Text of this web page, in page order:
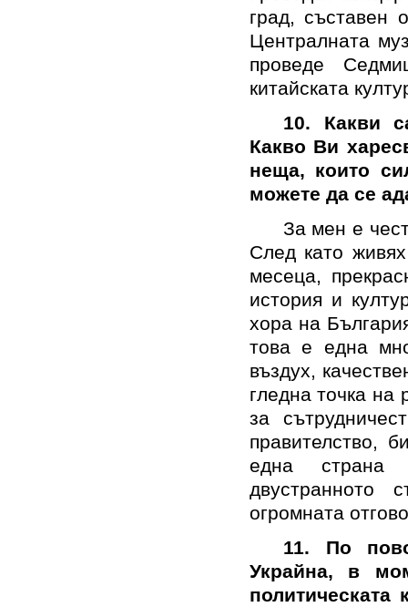
град, съставен
Централната
проведе
китайската
10. Какви
Какво Ви
неща, които
можете да се
За мен е
След като
месеца,
история и
хора на
това е една
въздух,
гледна точка на
за
правителство,
една
двустранното
огромната
11. По
Украйна, в
политическата